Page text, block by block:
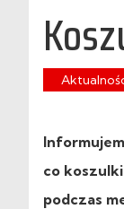
co
podczas